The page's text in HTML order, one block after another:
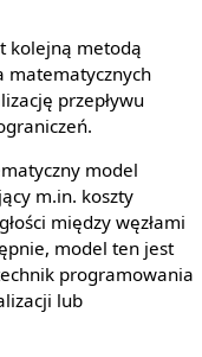
kolejną metodą
matematycznych
przepływu
model
m.in. koszty
między węzłami
model ten jest
programowania
lub